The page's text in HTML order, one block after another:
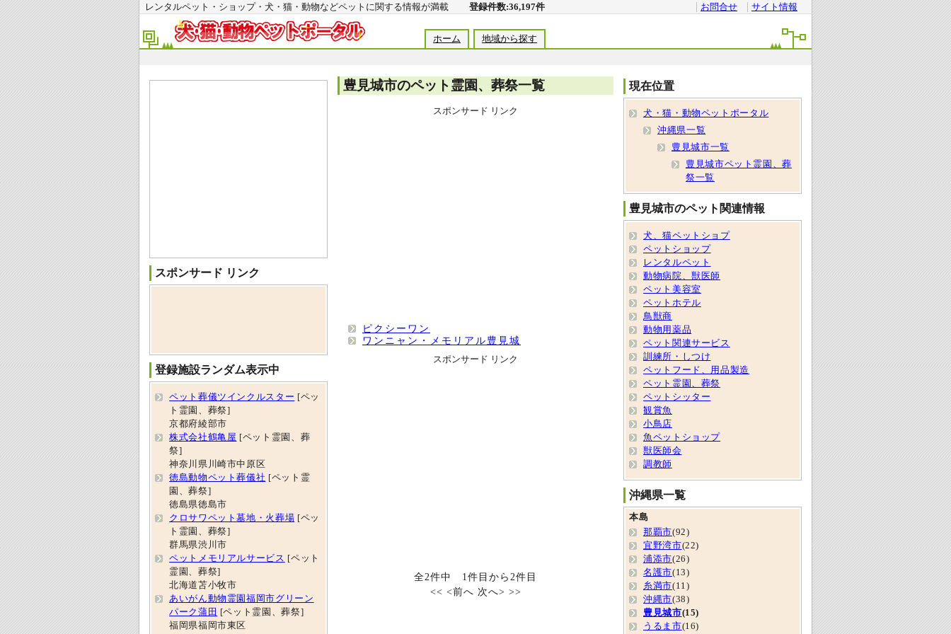
レンタルペット・ショップ・犬・猫・動物などペットに関する情報が満載 登録件数:36,197件 お問合せ サイト情報
ホーム 地域から探す
豊見城市のペット霊園、葬祭一覧
スポンサード リンク
ピクシーワン
ワンニャン・メモリアル豊見城
スポンサード リンク
全2件中 1件目から2件目
<< <前へ 次へ> >>
スポンサード リンク
登録施設ランダム表示中
ペット葬儀ツインクルスター [ペッ
ト霊園、葬祭]
京都府綾部市
株式会社鶴亀屋 [ペット霊園、葬
祭]
神奈川県川崎市中原区
徳島動物ペット葬儀社 [ペット霊
園、葬祭]
徳島県徳島市
クロサワペット墓地・火葬場 [ペッ
ト霊園、葬祭]
群馬県渋川市
ペットメモリアルサービス [ペット
霊園、葬祭]
北海道苫小牧市
あいがん動物霊園福岡市グリーン
パーク蒲田
[ペット霊園、葬祭]
福岡県福岡市東区
現在位置
犬・猫・動物ペットポータル
沖縄県一覧
豊見城市一覧
豊見城市ペット霊園、葬
祭一覧
豊見城市のペット関連情報
犬、猫ペットショプ
ペットショップ
レンタルペット
動物病院、獣医師
ペット美容室
ペットホテル
鳥獣商
動物用薬品
ペット関連サービス
訓練所・しつけ
ペットフード、用品製造
ペット霊園、葬祭
ペットシッター
観賞魚
小鳥店
魚ペットショップ
獣医師会
調教師
沖縄県一覧
本島
那覇市(92)
宜野湾市(22)
浦添市(26)
名護市(13)
糸満市(11)
沖縄市(38)
豊見城市(15)
うるま市(16)